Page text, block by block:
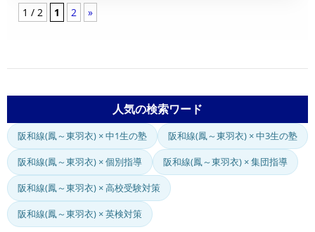
1 / 2 1 2 »
人気の検索ワード
阪和線(鳳～東羽衣) × 中1生の塾 阪和線(鳳～東羽衣) × 中3生の塾
阪和線(鳳～東羽衣) × 個別指導 阪和線(鳳～東羽衣) × 集団指導
阪和線(鳳～東羽衣) × 高校受験対策
阪和線(鳳～東羽衣) × 英検対策